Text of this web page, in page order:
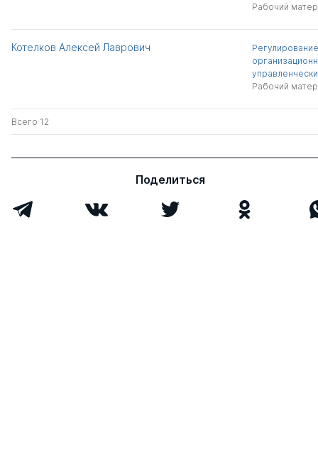
Рабочий
Котелков Алексей Лаврович
Рабочий
Всего 12
Поделиться